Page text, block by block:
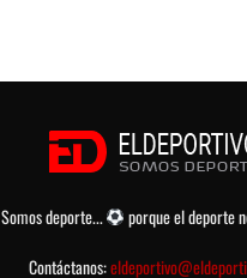
Somos deporte...
porque el deporte
Contáctanos: